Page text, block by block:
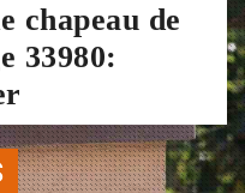
chapeau de
33980: